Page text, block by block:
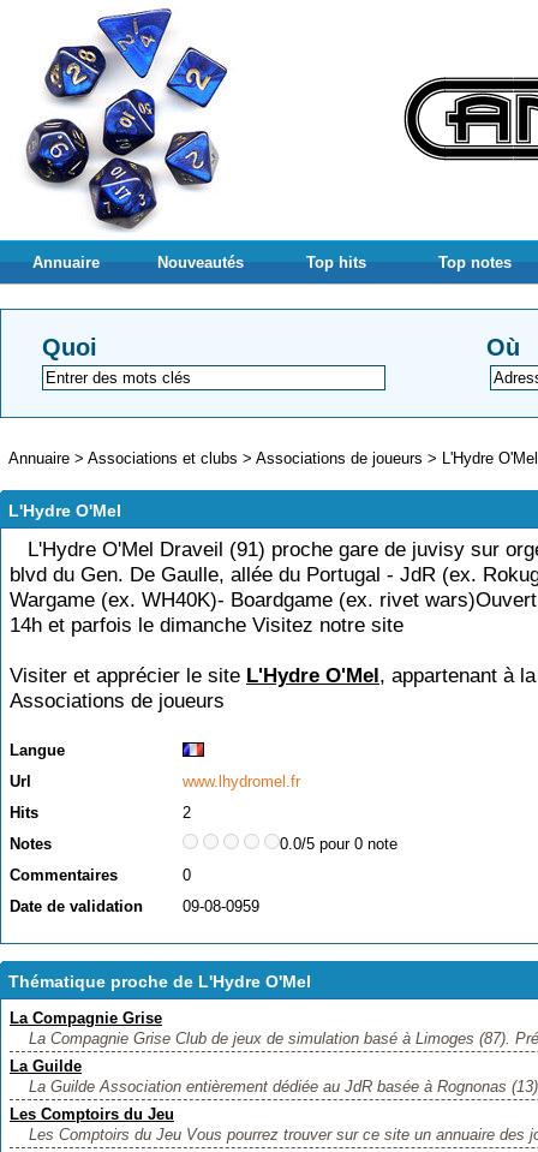
Annuaire Nouveautés Top hits Top notes
Quoi Où
Annuaire > Associations et clubs > Associations de joueurs > L'Hydre O'Mel
L'Hydre O'Mel
L'Hydre O'Mel Draveil (91) proche gare de juvisy sur
blvd du Gen. De Gaulle, allée du Portugal - JdR (ex.
Wargame (ex. WH40K)- Boardgame (ex. rivet
14h et parfois le dimanche Visitez notre site
Visiter et apprécier le site L'Hydre O'Mel, appartenant à
Associations de joueurs
Langue
Url
www.lhydromel.fr
Hits
2
Notes
0.0/5 pour 0 note
Commentaires
0
Date de validation
09-08-0959
Thématique proche de L'Hydre O'Mel
La Compagnie Grise
La Compagnie Grise Club de jeux de simulation basé à Limoges (87).
La Guilde
La Guilde Association entièrement dédiée au JdR basée à Rognonas
Les Comptoirs du Jeu
Les Comptoirs du Jeu Vous pourrez trouver sur ce site un annuaire des